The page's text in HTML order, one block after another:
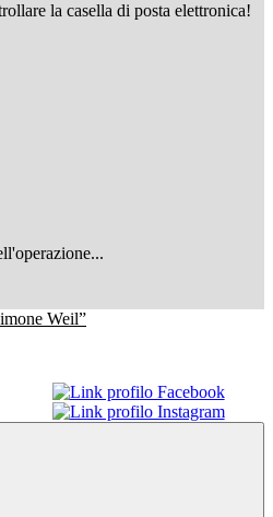
la casella di posta elettronica!